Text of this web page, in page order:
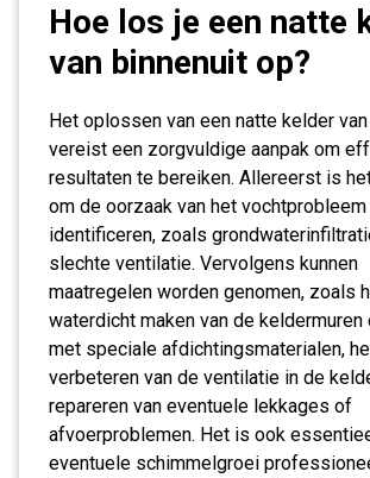
Hoe los je een natte
van binnenuit op?
Het oplossen van een natte kelder
vereist een zorgvuldige aanpak om
resultaten te bereiken. Allereerst is
om de oorzaak van het
identificeren, zoals
slechte ventilatie. Vervolgens kunnen
maatregelen worden genomen, zoals
waterdicht maken van de keldermuren
met speciale afdichtingsmaterialen,
verbeteren van de ventilatie in de
repareren van eventuele lekkages of
afvoerproblemen. Het is ook
eventuele schimmelgroei